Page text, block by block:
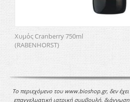
Χυμός Cranberry 750ml
(RABENHORST)
Το περιεχόμενο του www.bioshop.gr, δεν
επαγγελματική ιατρική συμβουλή,